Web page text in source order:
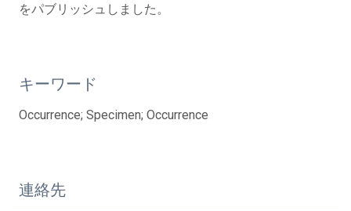
をパブリッシュしました。
キーワード
Occurrence; Specimen; Occurrence
連絡先